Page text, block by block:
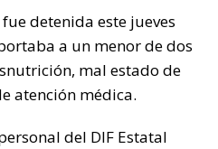
p
ar
ti
r
detenida este jueves
a un menor de dos
mal estado de
atención médica.
del DIF Estatal